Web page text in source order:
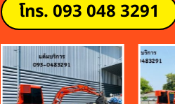
โทร. 093 048 3291